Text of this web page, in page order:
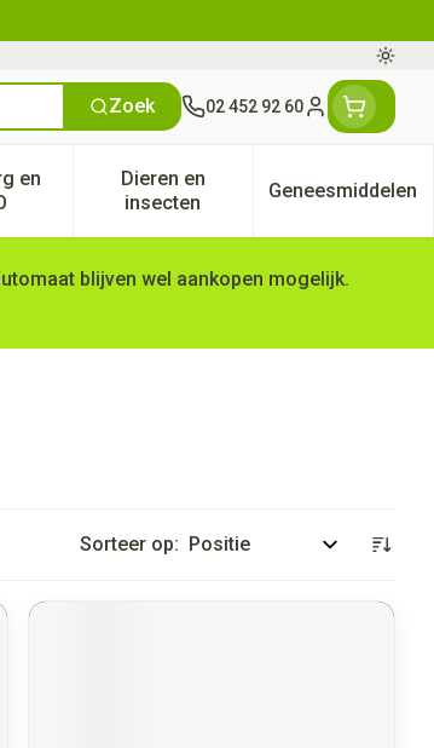
Zoek 02 452 92 60
Klant menu
geneeskunde categorie
en
submenu voor Thuiszorg en EHBO categorie
Dieren en
insectenToon submenu voor Dieren
Geneesmiddelen
Toon
blijven wel aankopen mogelijk.
Sorteer op: